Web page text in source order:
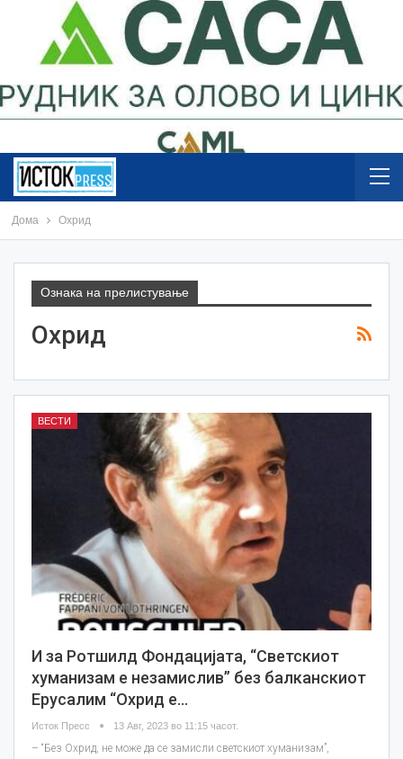
Дома Охрид
Ознака на прелистување
Охрид
ВЕСТИ
И за Ротшилд Фондацијата, “Светскиот
хуманизам е незамислив” без балканскиот
Ерусалим “Охрид е…
Исток Пресс 13 Авг, 2023 во 11:15 часот.
– “Без Охрид, не може да се замисли светскиот хуманизам”,